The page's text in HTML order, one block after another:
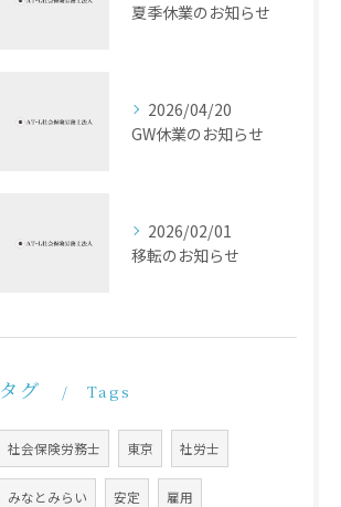
夏季休業のお知らせ
2026/04/20
GW休業のお知らせ
2026/02/01
移転のお知らせ
タグ Tags
社会保険労務士 東京 社労士
みなとみらい 安定 雇用